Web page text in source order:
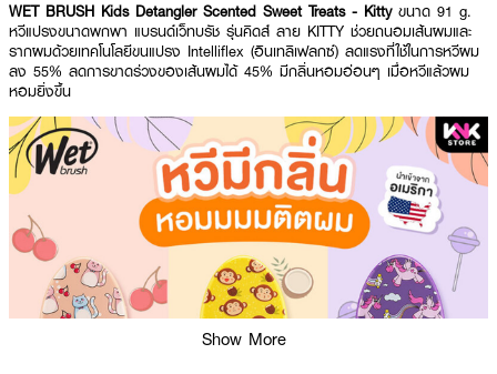
WET BRUSH Kids Detangler Scented Sweet Treats - Kittyขนาด 91 g.
หวีแปรงขนาดพกพา แบรนด์เว็ทบรัช รุ่นคิดส์ ลาย KITTY ช่วยถนอมเส้นผมและ
รากผมด้วยเทคโนโลยีขนแปรง Intelliflex (อินเทลิเฟลกซ์) ลดแรงที่ใช้ในการหวีผม
ลง 55% ลดการขาดร่วงของเส้นผมได้ 45% มีกลิ่นหอมอ่อนๆ เมื่อหวีแล้วผม
หอมยิ่งขึ้น
Show More